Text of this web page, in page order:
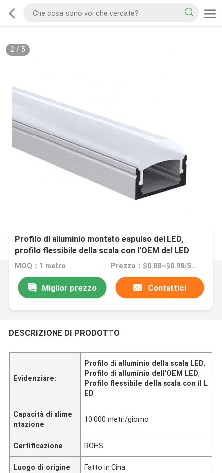
2/ 5
Profilo di alluminio montato espulso del LED,
profilo flessibile della scala con l'OEM del LED
MOQ：1 metro Prezzo：$0.88~$0.98/SET
Miglior prezzo Contattici
DESCRIZIONE DI PRODOTTO
Evidenziare:
Profilo di alluminio della scala LED,
Profilo di alluminio dell'OEM LED,
Profilo flessibile della scala con il L
ED
Capacità di alime
ntazione
10.000 metri/giorno
Certificazione ROHS
Luogo di origine Fatto in Cina